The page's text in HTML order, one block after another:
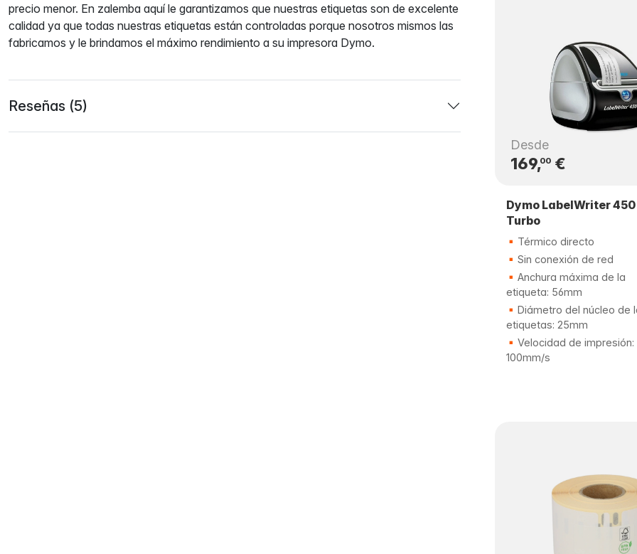
Desde
169,00€
Dymo LabelWriter 450
Turbo
Térmico directo
Sin conexión de red
Anchura máxima de la
etiqueta: 56mm
Diámetro del núcleo de
etiquetas: 25mm
Velocidad de impresión:
100mm/s
precio menor. En zalemba aquí le garantizamos que nuestras etiquetas son de excelente
calidad ya que todas nuestras etiquetas están controladas porque nosotros mismos las
fabricamos y le brindamos el máximo rendimiento a su impresora Dymo.
Reseñas (5)